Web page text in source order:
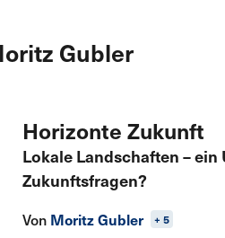
Gubler
Horizonte Zukunft
Lokale Landschaften –
Zukunftsfragen?
Von Moritz Gubler + 5